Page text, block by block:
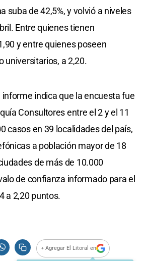
suba de 42,5%, y volvió a niveles
Entre quienes tienen
y entre quienes poseen
universitarios, a 2,20.
indica que la encuesta fue
Consultores entre el 2 y el 11
casos en 39 localidades del país,
a población mayor de 18
de más de 10.000
de confianza informado para el
a 2,20 puntos.
+ Agregar El Litoral en